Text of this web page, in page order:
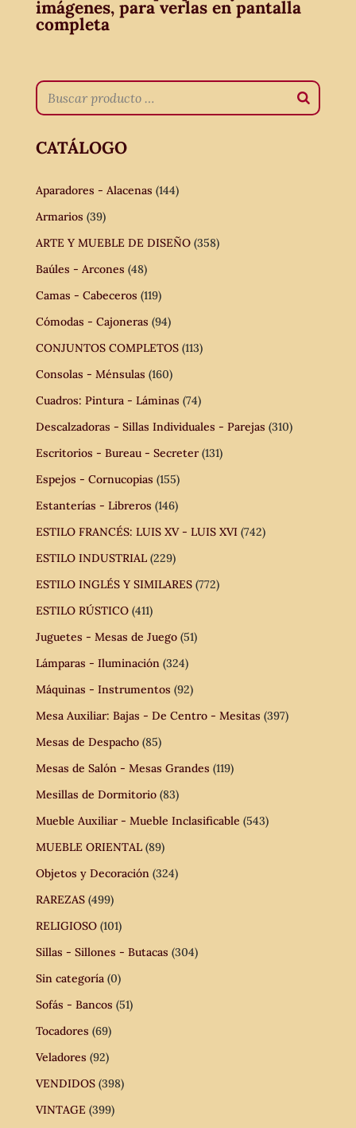
imágenes, para verlas en pantalla
completa
CATÁLOGO
Aparadores - Alacenas (144)
Armarios (39)
ARTE Y MUEBLE DE DISEÑO (358)
Baúles - Arcones (48)
Camas - Cabeceros (119)
Cómodas - Cajoneras (94)
CONJUNTOS COMPLETOS (113)
Consolas - Ménsulas (160)
Cuadros: Pintura - Láminas (74)
Descalzadoras - Sillas Individuales - Parejas (310)
Escritorios - Bureau - Secreter (131)
Espejos - Cornucopias (155)
Estanterías - Libreros (146)
ESTILO FRANCÉS: LUIS XV - LUIS XVI (742)
ESTILO INDUSTRIAL (229)
ESTILO INGLÉS Y SIMILARES (772)
ESTILO RÚSTICO (411)
Juguetes - Mesas de Juego (51)
Lámparas - Iluminación (324)
Máquinas - Instrumentos (92)
Mesa Auxiliar: Bajas - De Centro - Mesitas (397)
Mesas de Despacho (85)
Mesas de Salón - Mesas Grandes (119)
Mesillas de Dormitorio (83)
Mueble Auxiliar - Mueble Inclasificable (543)
MUEBLE ORIENTAL (89)
Objetos y Decoración (324)
RAREZAS (499)
RELIGIOSO (101)
Sillas - Sillones - Butacas (304)
Sin categoría (0)
Sofás - Bancos (51)
Tocadores (69)
Veladores (92)
VENDIDOS (398)
VINTAGE (399)